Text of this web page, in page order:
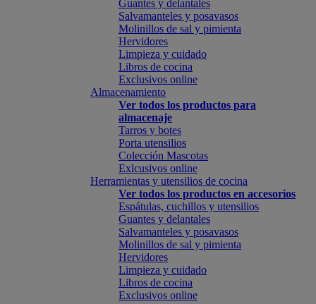
Guantes y delantales
Salvamanteles y posavasos
Molinillos de sal y pimienta
Hervidores
Limpieza y cuidado
Libros de cocina
Exclusivos online
Almacenamiento
Ver todos los productos para
almacenaje
Tarros y botes
Porta utensilios
Colección Mascotas
Exlcusivos online
Herramientas y utensilios de cocina
Ver todos los productos en accesorios
Espátulas, cuchillos y utensilios
Guantes y delantales
Salvamanteles y posavasos
Molinillos de sal y pimienta
Hervidores
Limpieza y cuidado
Libros de cocina
Exclusivos online